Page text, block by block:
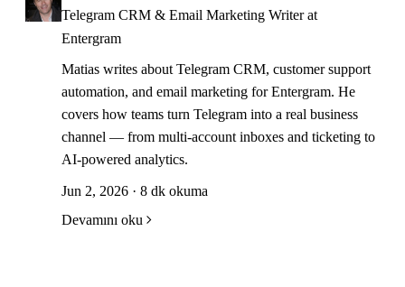
Telegram CRM & Email Marketing Writer at
Entergram
Matias writes about Telegram CRM, customer support
automation, and email marketing for Entergram. He
covers how teams turn Telegram into a real business
channel — from multi-account inboxes and ticketing to
AI-powered analytics.
Jun 2, 2026 · 8 dk okuma
Devamını oku